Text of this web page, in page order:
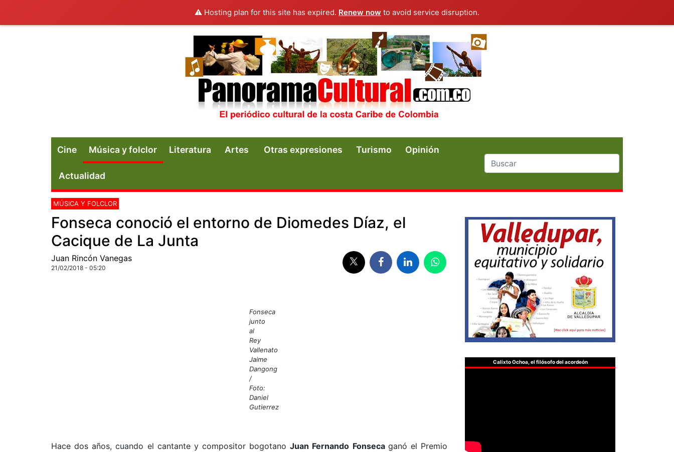
⚠️ Hosting plan for this site has expired. Renew now to avoid service disruption.
Cine Música y folclor Literatura Artes Otras expresiones Turismo Opinión
Actualidad
MÚSICA Y FOLCLOR
Fonseca conoció el entorno de Diomedes Díaz, el
Cacique de La Junta
Juan Rincón Vanegas
21/02/2018 - 05:20
Fonseca
junto
al
Rey
Vallenato
Jaime
Dangong
/
Foto:
Daniel
Gutierrez
Hace dos años, cuando el cantante y compositor bogotanoJuan Fernando Fonseca ganó el Premio
Calixto Ochoa, el filósofo del acordeón